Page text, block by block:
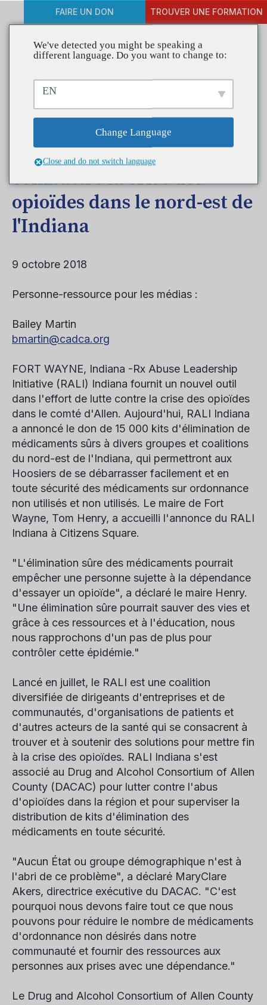
FAIRE UN DON TROUVER UNE FORMATION
De nouveaux kits
d'élimination des
médicaments sur
ordonnance pour aider à
combattre la crise des
opioïdes dans le nord-est de
l'Indiana
9 octobre 2018
Personne-ressource pour les médias :
Bailey Martin
bmartin@cadca.org
FORT WAYNE, Indiana -Rx Abuse Leadership
Initiative (RALI) Indiana fournit un nouvel outil
dans l'effort de lutte contre la crise des opioïdes
dans le comté d'Allen. Aujourd'hui, RALI Indiana
a annoncé le don de 15 000 kits d'élimination de
médicaments sûrs à divers groupes et coalitions
du nord-est de l'Indiana, qui permettront aux
Hoosiers de se débarrasser facilement et en
toute sécurité des médicaments sur ordonnance
non utilisés et non utilisés. Le maire de Fort
Wayne, Tom Henry, a accueilli l'annonce du RALI
Indiana à Citizens Square.
"L'élimination sûre des médicaments pourrait
empêcher une personne sujette à la dépendance
d'essayer un opioïde", a déclaré le maire Henry.
"Une élimination sûre pourrait sauver des vies et
grâce à ces ressources et à l'éducation, nous
nous rapprochons d'un pas de plus pour
contrôler cette épidémie."
Lancé en juillet, le RALI est une coalition
diversifiée de dirigeants d'entreprises et de
communautés, d'organisations de patients et
d'autres acteurs de la santé qui se consacrent à
trouver et à soutenir des solutions pour mettre fin
à la crise des opioïdes. RALI Indiana s'est
associé au Drug and Alcohol Consortium of Allen
County (DACAC) pour lutter contre l'abus
d'opioïdes dans la région et pour superviser la
distribution de kits d'élimination des
médicaments en toute sécurité.
"Aucun État ou groupe démographique n'est à
l'abri de ce problème", a déclaré MaryClare
Akers, directrice exécutive du DACAC. "C'est
pourquoi nous devons faire tout ce que nous
pouvons pour réduire le nombre de médicaments
d'ordonnance non désirés dans notre
communauté et fournir des ressources aux
personnes aux prises avec une dépendance."
Le Drug and Alcohol Consortium of Allen County
We've detected you might be speaking a
different language. Do you want to change to:
EN
Change Language
Close and do not switch language